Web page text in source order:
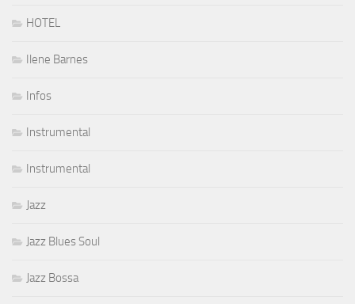
HOTEL
Ilene Barnes
Infos
Instrumental
Instrumental
Jazz
Jazz Blues Soul
Jazz Bossa